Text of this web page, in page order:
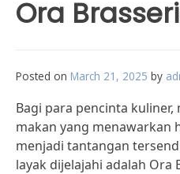
Ora
Posted on March 21, 2025 by
Bagi para pencinta
makan yang menawarkan
menjadi tantangan
layak dijelajahi adalah Ora